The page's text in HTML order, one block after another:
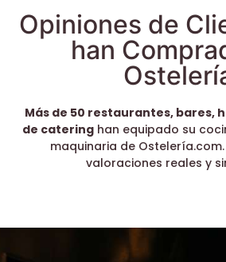
Opiniones de
han
Más de 50 restaurantes, bares,
de cateringhan equipado su
maquinaria de Ostelería.com.
valoraciones reales y